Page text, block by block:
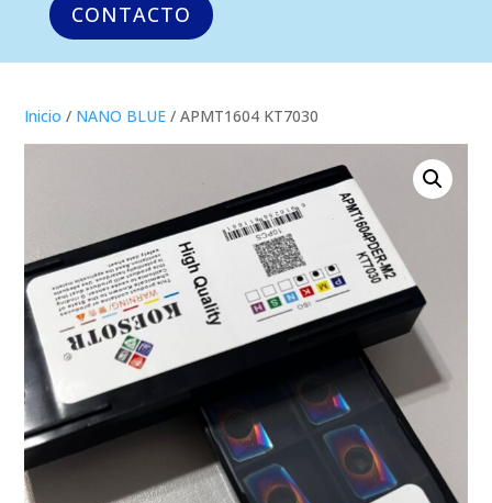
CONTACTO
Inicio / NANO BLUE / APMT1604 KT7030